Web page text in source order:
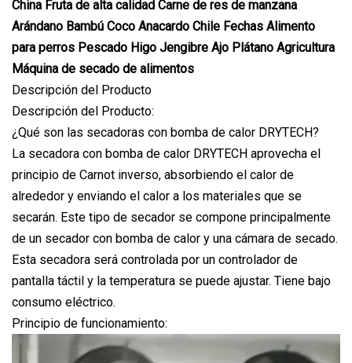
China Fruta de alta calidad Carne de res de manzana
Arándano Bambú Coco Anacardo Chile Fechas Alimento
para perros Pescado Higo Jengibre Ajo Plátano Agricultura
Máquina de secado de alimentos
Descripción del Producto
Descripción del Producto:
¿Qué son las secadoras con bomba de calor DRYTECH?
La secadora con bomba de calor DRYTECH aprovecha el
principio de Carnot inverso, absorbiendo el calor de
alrededor y enviando el calor a los materiales que se
secarán. Este tipo de secador se compone principalmente
de un secador con bomba de calor y una cámara de secado.
Esta secadora será controlada por un controlador de
pantalla táctil y la temperatura se puede ajustar. Tiene bajo
consumo eléctrico.
Principio de funcionamiento: